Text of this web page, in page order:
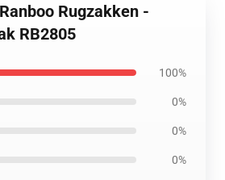
Rugzakken -
RB2805
100%
0%
0%
0%